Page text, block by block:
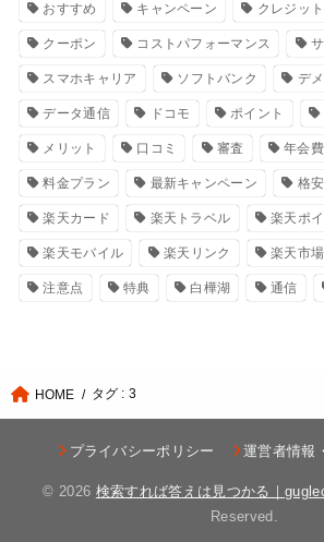
おすすめ キャンペーン クレジッ
クーポン コストパフォーマンス
スマホキャリア ソフトバンク デ
データ通信 ドコモ ポイント
メリット 口コミ 審査 年会
料金プラン 最新キャンペーン 格
楽天カード 楽天トラベル 楽天ポ
楽天モバイル 楽天リンク 楽天市場
注意点 特典 白樺湖 通信
HOME タグ : 3
プライバシーポリシー 運営者情報
© 2026 検索すれば答えは見つかる｜
Reserved.